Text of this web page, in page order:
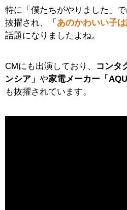
特に「僕たちがやりました」で
抜擢され、「 あのかわいい子は
話題になりましたよね。
CMにも出演しており、
コンタ
ンシア」 や家電メーカー「
も抜擢されています。